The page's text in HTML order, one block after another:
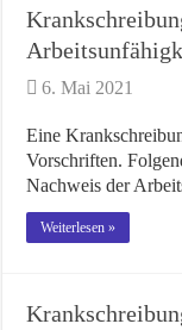
6. Mai 2021
Eine
Vorschriften.
Nachweis der
Weiterlesen »